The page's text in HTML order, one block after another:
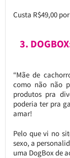
Custa R$49,00
3.
“Mãe de
como não não
produtos pra
poderia ter pra
amar!
Pelo que vi no
sexo, a
uma DogBox de